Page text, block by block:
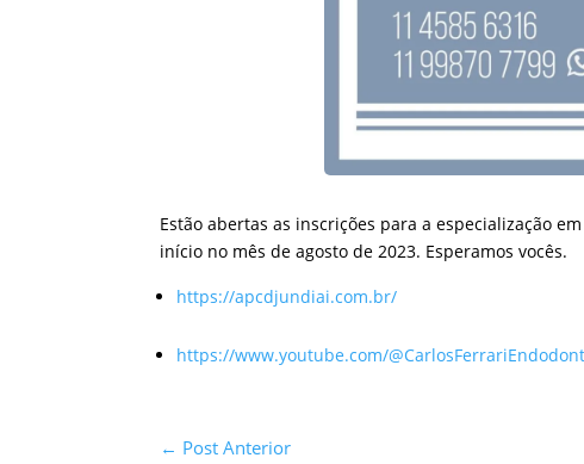
Estão abertas as inscrições para a especialização
início no mês de agosto de 2023. Esperamos vocês.
https://apcdjundiai.com.br/
https://www.youtube.com/
← Post Anterior